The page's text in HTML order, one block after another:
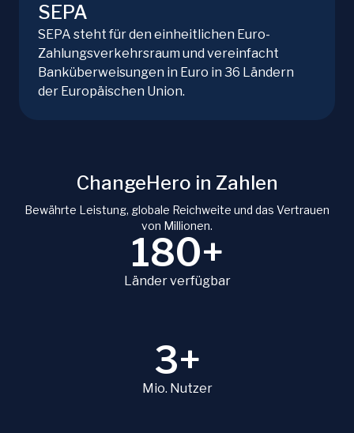
SEPA
SEPA steht für den einheitlichen Euro-
Zahlungsverkehrsraum und vereinfacht
Banküberweisungen in Euro in 36 Ländern
der Europäischen Union.
ChangeHero in Zahlen
Bewährte Leistung, globale Reichweite und das Vertrauen
von Millionen.
180+
Länder verfügbar
3+
Mio. Nutzer